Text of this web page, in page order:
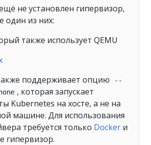
не установлен гипервизор,
один из них:
также использует QEMU
поддерживает опцию
--
, которая запускает
Kubernetes на хосте, а не на
машине. Для использования
требуется только Docker и
гипервизор.